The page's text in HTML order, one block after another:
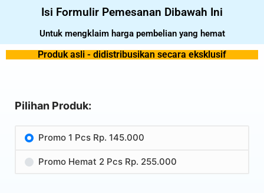
Isi Formulir Pemesanan Dibawah Ini
Untuk mengklaim harga pembelian yang hemat
Produk asli - didistribusikan secara eksklusif
Pilihan Produk:
Promo 1 Pcs Rp. 145.000
Promo Hemat 2 Pcs Rp. 255.000